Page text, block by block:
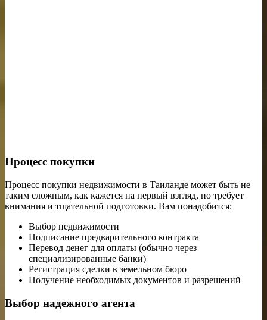
Процесс покупки
Процесс покупки недвижимости в Таиланде может быть не
таким сложным, как кажется на первый взгляд, но требует
внимания и тщательной подготовки. Вам понадобится:
Выбор недвижимости
Подписание предварительного контракта
Перевод денег для оплаты (обычно через
специализированные банки)
Регистрация сделки в земельном бюро
Получение необходимых документов и разрешений
Выбор надежного агента